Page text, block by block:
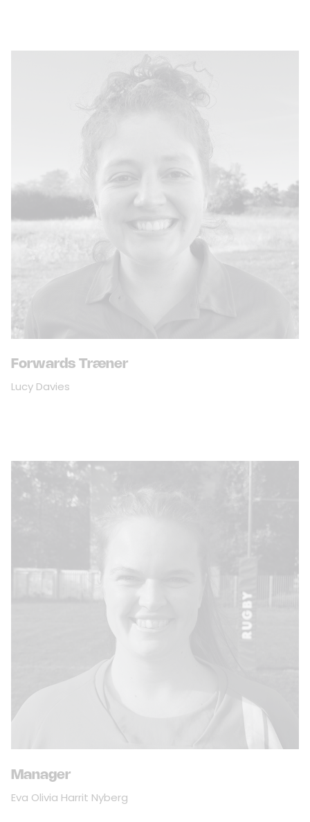
Forwards Træner
Lucy Davies
Manager
Eva Olivia Harrit Nyberg